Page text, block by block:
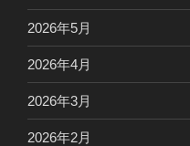
2026年5月
2026年4月
2026年3月
2026年2月